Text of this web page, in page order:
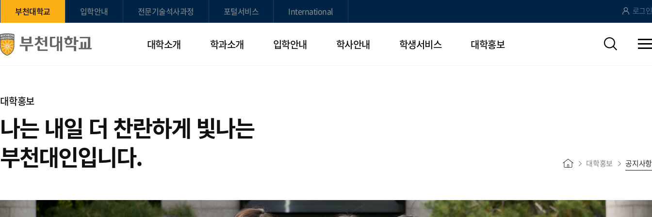
부천대학교 입학안내 전문기술석사과정 포털서비스 International 로그인
대학소개 학과소개 입학안내 학사안내 학생서비스 대학홍보
대학홍보 공지사항
대학홍보
나는 내일 더 찬란하게 빛나는
부천대인입니다.